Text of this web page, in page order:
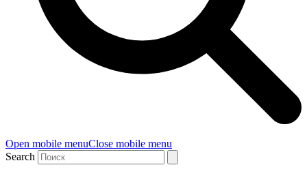
Open mobile menuClose mobile menu
Search